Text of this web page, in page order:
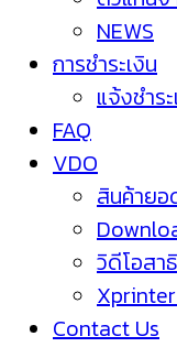
NEWS
การชำระเงิน
แจ้งชำร
FAQ
VDO
สินค้าย
วิดีโอสา
Contact Us